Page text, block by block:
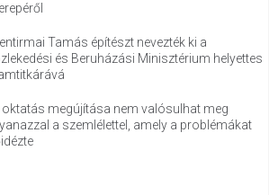
Tamás építészt nevezték ki a
és Beruházási Minisztérium helyettes
oktatás megújítása nem valósulhat meg
a szemlélettel, amely a problémákat